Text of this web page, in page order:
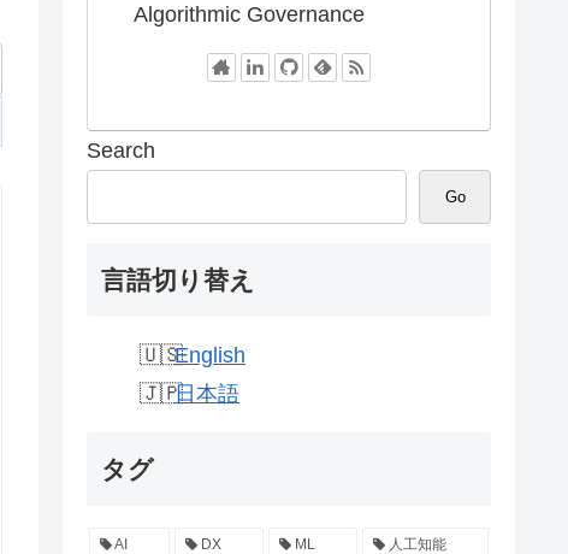
Algorithmic Governance
Search
Go
言語切り替え
English
日本語
タグ
AI DX ML 人工知能